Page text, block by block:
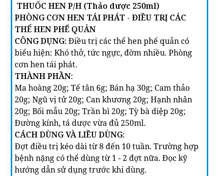
THUỐC HEN P/H (Thảo dược 250ml)
PHÒNG CƠN HEN TÁI PHÁT - ĐIỀU TRỊ CÁC
THỂ HEN PHẾ QUẢN
CÔNG DỤNG: Điều trị các thể hen phế quản có
biểu hiện: Khó thở, tức ngực, đờm nhiều. Phòng
cơn hen tái phát.
THÀNH PHẦN:
Ma hoàng 20g; Tế tân 6g; Bán hạ 30g; Cam thảo
20g; Ngũ vị tử 20g; Can khương 20g; Hạnh nhân
20g; Bối mẫu 20g; Trần bì 20g; Tỳ bà diệp 20g;
Đường kính, tá dược vừa đủ 250ml.
CÁCH DÙNG VÀ LIỀU DÙNG:
Đợt điều trị kéo dài từ 8 đến 10 tuần. Trường hợp
bệnh nặng có thể dùng từ 1 - 2 đợt nữa. Đọc kỹ
hướng dẫn sử dụng trước khi dùng.